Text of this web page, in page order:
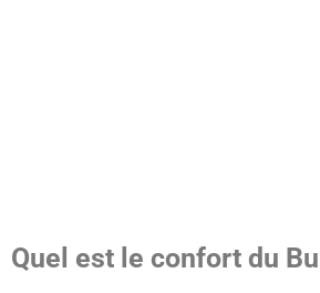
Quel est le confort du